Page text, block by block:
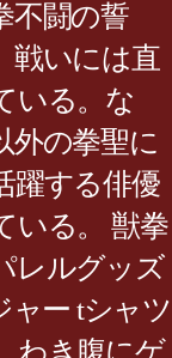
不闘の誓
戦いには直
いる。な
外の拳聖に
躍する俳優
いる。 獣拳
レルグッズ
ャー tシャツ
わき腹にゲ